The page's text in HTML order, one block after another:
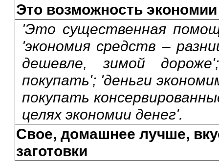
Это возможность
'Это существенная
'экономия средств –
дешевле, зимой
покупать'; 'деньги
покупать
целях экономии денег'.
Свое, домашнее лучше,
заготовки